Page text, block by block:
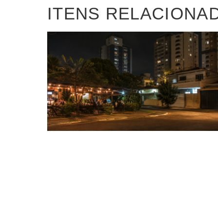
ITENS